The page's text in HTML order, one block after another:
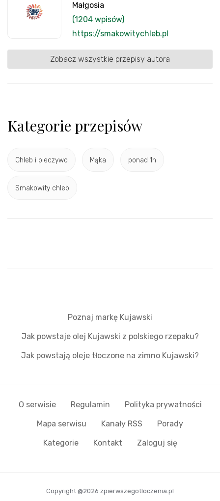
Małgosia
(1204 wpisów)
https://smakowitychleb.pl
Zobacz wszystkie przepisy autora
Kategorie przepisów
Chleb i pieczywo Mąka ponad 1h
Smakowity chleb
Poznaj markę Kujawski
Jak powstaje olej Kujawski z polskiego rzepaku?
Jak powstają oleje tłoczone na zimno Kujawski?
O serwisie Regulamin Polityka prywatności
Mapa serwisu Kanały RSS Porady
Kategorie Kontakt Zaloguj się
Copyright @2026 zpierwszegotloczenia.pl